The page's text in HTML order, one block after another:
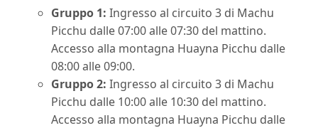
Gruppo 1: Ingresso al circuito 3 di Machu
Picchu dalle 07:00 alle 07:30 del mattino.
Accesso alla montagna Huayna Picchu dalle
08:00 alle 09:00.
Gruppo 2: Ingresso al circuito 3 di Machu
Picchu dalle 10:00 alle 10:30 del mattino.
Accesso alla montagna Huayna Picchu dalle